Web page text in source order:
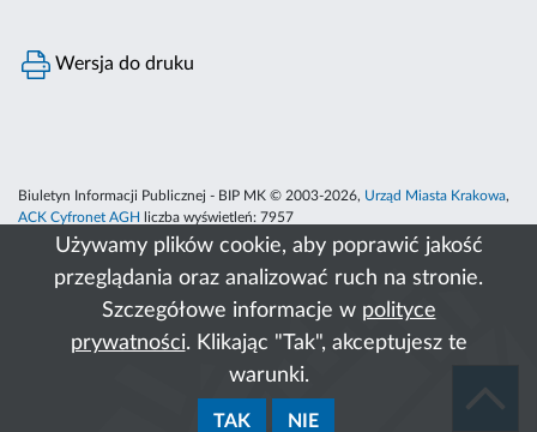
Używamy plików cookie, aby poprawić jakość
przeglądania oraz analizować ruch na stronie.
Szczegółowe informacje w polityce
prywatności. Klikając "Tak", akceptujesz te
warunki.
TAK NIE
Wersja do druku
Biuletyn Informacji Publicznej - BIP MK © 2003-2026, Urząd Miasta Krakowa,
ACK Cyfronet AGH
liczba wyświetleń: 7957